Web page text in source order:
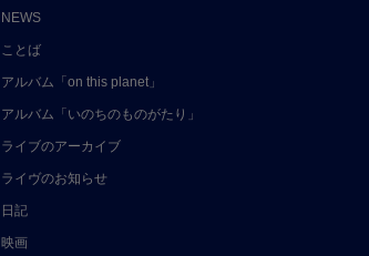
NEWS
ことば
アルバム「on this planet」
アルバム「いのちのものがたり」
ライブのアーカイブ
ライヴのお知らせ
日記
映画